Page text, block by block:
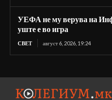
УЕФА не му верува на
уште е во игра
СВЕТ август 6, 2026, 19:24